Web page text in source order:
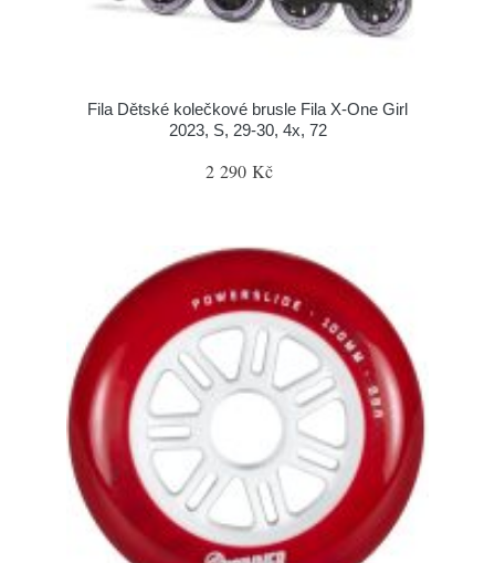
Fila Dětské kolečkové brusle Fila X-One Girl
2023, S, 29-30, 4x, 72
2 290 Kč